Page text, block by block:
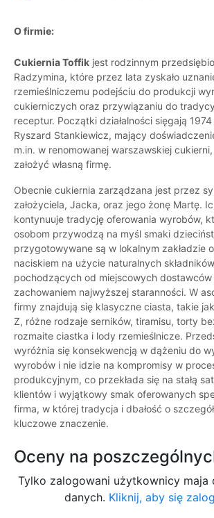
O firmie:
Cukiernia Toffik jest rodzinnym
Radzymina, które przez lata zyskało
rzemieślniczemu podejściu do produkcji
cukierniczych oraz przywiązaniu do
receptur. Początki działalności sięgają
Ryszard Stankiewicz, mający
m.in. w renomowanej warszawskiej cukierni,
założyć własną firmę.
Obecnie cukiernia zarządzana jest przez
założyciela, Jacka, oraz jego żonę Martę.
kontynuuje tradycję oferowania wyrobów,
osobom przywodzą na myśl smaki
przygotowywane są w lokalnym zakładzie
naciskiem na użycie naturalnych składników
pochodzących od miejscowych dostawców
zachowaniem najwyższej staranności. W
firmy znajdują się klasyczne ciasta, takie
Z, różne rodzaje serników, tiramisu, torty
rozmaite ciastka i lody rzemieślnicze.
wyróżnia się konsekwencją w dążeniu do
wyrobów i nie idzie na kompromisy w
produkcyjnym, co przekłada się na stałą
klientów i wyjątkowy smak oferowanych
firma, w której tradycja i dbałość o
kluczowe znaczenie.
Oceny na
Tylko zalogowani użytkownicy maja
danych. Kliknij, aby się